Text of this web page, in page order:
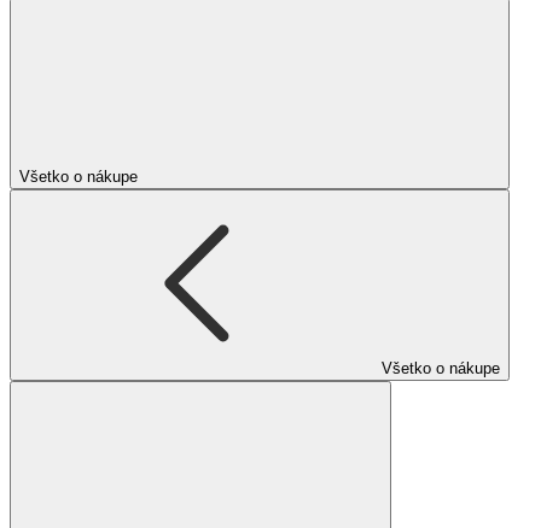
Všetko o nákupe
Všetko o nákupe